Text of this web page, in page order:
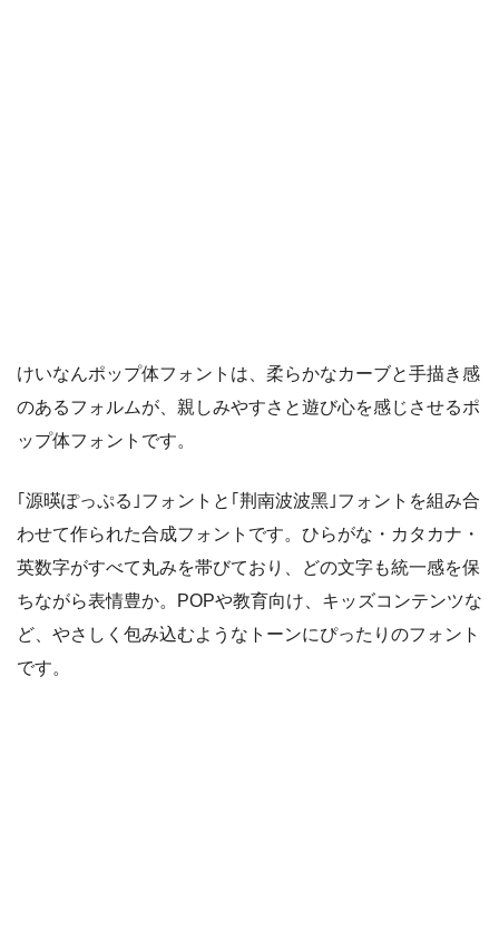
けいなんポップ体フォントは、柔らかなカーブと手描き感
のあるフォルムが、親しみやすさと遊び心を感じさせるポ
ップ体フォントです。
｢源暎ぽっぷる｣フォントと｢荆南波波黑｣フォントを組み合
わせて作られた合成フォントです。ひらがな・カタカナ・
英数字がすべて丸みを帯びており、どの文字も統一感を保
ちながら表情豊か。POPや教育向け、キッズコンテンツな
ど、やさしく包み込むようなトーンにぴったりのフォント
です。